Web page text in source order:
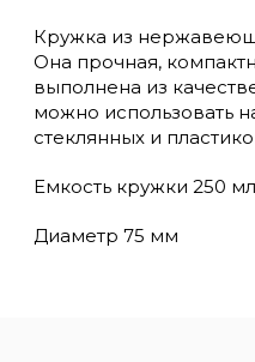
Кружка из
Она прочная,
выполнена из
можно использовать
стеклянных и
Емкость кружки 250
Диаметр 75 мм